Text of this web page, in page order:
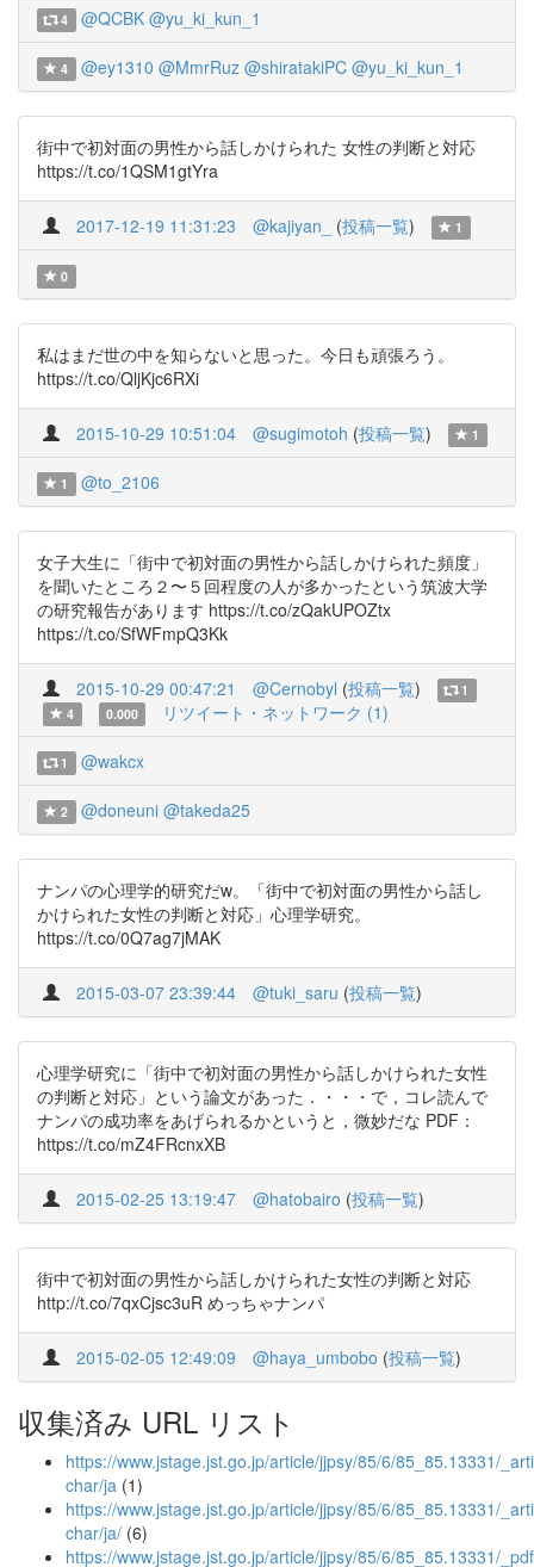
4 @QCBK @yu_ki_kun_1
4 @ey1310 @MmrRuz @shiratakiPC @yu_ki_kun_1
街中で初対面の男性から話しかけられた 女性の判断と対応
https://t.co/1QSM1gtYra
2017-12-19 11:31:23 @kajiyan_ (投稿一覧) 1
0
私はまだ世の中を知らないと思った。今日も頑張ろう。
https://t.co/QljKjc6RXi
2015-10-29 10:51:04 @sugimotoh (投稿一覧) 1
1 @to_2106
女子大生に「街中で初対面の男性から話しかけられた頻度」
を聞いたところ２〜５回程度の人が多かったという筑波大学
の研究報告があります https://t.co/zQakUPOZtx
https://t.co/SfWFmpQ3Kk
2015-10-29 00:47:21 @Cernobyl (投稿一覧)
1
4
0.000 リツイート・ネットワーク (1)
1 @wakcx
2 @doneuni @takeda25
ナンパの心理学的研究だw。「街中で初対面の男性から話し
かけられた女性の判断と対応」心理学研究。
https://t.co/0Q7ag7jMAK
2015-03-07 23:39:44 @tuki_saru (投稿一覧)
心理学研究に「街中で初対面の男性から話しかけられた女性
の判断と対応」という論文があった．・・・で，コレ読んで
ナンパの成功率をあげられるかというと，微妙だな PDF：
https://t.co/mZ4FRcnxXB
2015-02-25 13:19:47 @hatobairo (投稿一覧)
街中で初対面の男性から話しかけられた女性の判断と対応
http://t.co/7qxCjsc3uR めっちゃナンパ
2015-02-05 12:49:09 @haya_umbobo (投稿一覧)
収集済み URL リスト
https://www.jstage.jst.go.jp/article/jjpsy/85/6/85_85.13331/
char/ja (1)
https://www.jstage.jst.go.jp/article/jjpsy/85/6/85_85.13331/
char/ja/ (6)
https://www.jstage.jst.go.jp/article/jjpsy/85/6/85_85.13331/_pdf